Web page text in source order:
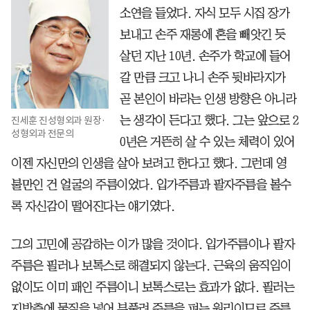
진세훈 진성형외과 원장·
성형외과 전문의
소연을 들었다. 자식 모두 시집 장가
보내고 손주 재롱에 혼을 빼앗긴 듯
살던 지난 10년. 손주가 학교에 들어
갈 만큼 크고 나니 손주 뒷바라지가
곧 본인이 바라는 인생 방향은 아니라
는 생각이 든다고 했다. 그는 앞으로 2
0년은 거뜬히 살 수 있는 체력이 있어
이젠 자신만의 인생을 살아 보려고 한다고 했다. 그런데 영
불만인 건 얼굴의 주름이었다. 입가주름과 팔자주름을 볼수
록 자신감이 떨어진다는 얘기였다.
그의 고민에 공감하는 이가 많을 것이다. 입가주름이나 팔자
주름은 필러나 보톡스로 해결되지 않는다. 근육의 움직임이
없이도 이미 패인 주름이니 보톡스로는 효과가 없다. 필러는